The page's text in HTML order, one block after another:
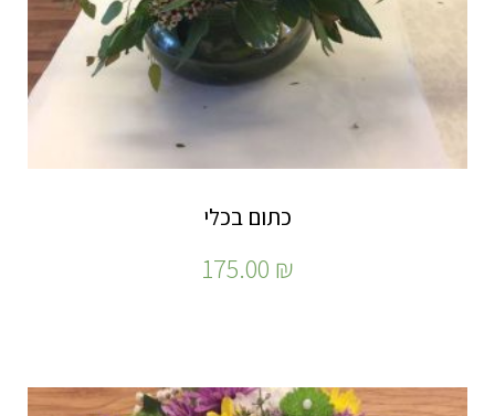
כתום בכלי
175.00 ₪